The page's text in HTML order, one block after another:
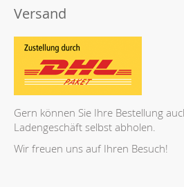
Versand
Gern können Sie Ihre Bestellung
Ladengeschäft selbst abholen.
Wir freuen uns auf Ihren Besuch!